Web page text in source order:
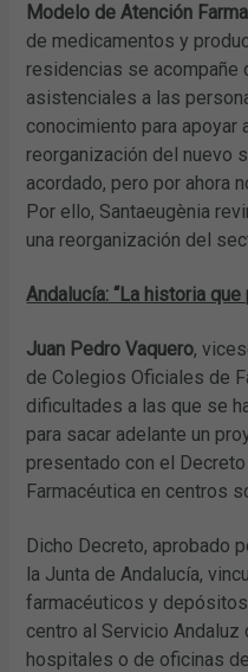
Modelo de Atención
de medicamentos y
residencias se acompañe
asistenciales a las
conocimiento para apoyar
reorganización del nuevo
acordado, pero por ahora
Por ello, Santaeugènia
una reorganización del
Andalucía: “La historia
Juan Pedro Vaquero,
de Colegios Oficiales de
dificultades a las que se
para sacar adelante un
presentado con el
Farmacéutica en centros
Dicho Decreto, aprobado
la Junta de Andalucía,
farmacéuticos y
centro al Servicio Andaluz
hospitales o de oficinas